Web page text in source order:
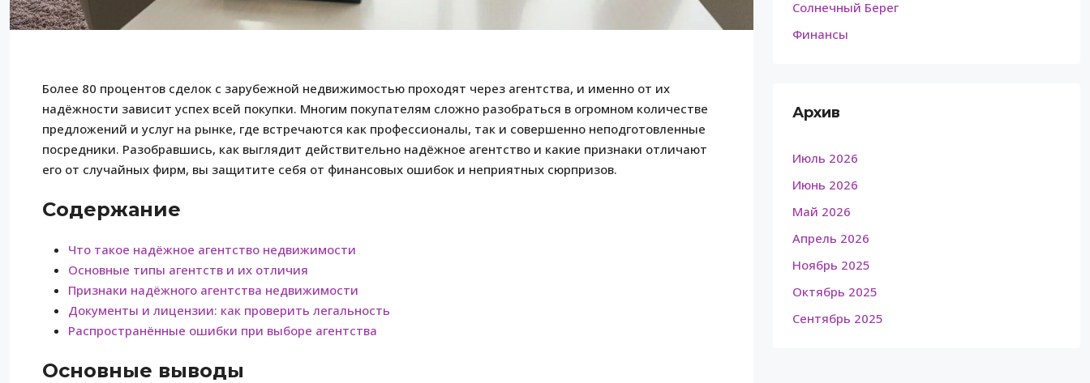
Более 80 процентов сделок с зарубежной недвижимостью проходят через агентства, и именно от их
надёжности зависит успех всей покупки. Многим покупателям сложно разобраться в огромном количестве
предложений и услуг на рынке, где встречаются как профессионалы, так и совершенно неподготовленные
посредники. Разобравшись, как выглядит действительно надёжное агентство и какие признаки отличают
его от случайных фирм, вы защитите себя от финансовых ошибок и неприятных сюрпризов.
Содержание
Что такое надёжное агентство недвижимости
Основные типы агентств и их отличия
Признаки надёжного агентства недвижимости
Документы и лицензии: как проверить легальность
Распространённые ошибки при выборе агентства
Основные выводы
Солнечный Берег
Финансы
Архив
Июль 2026
Июнь 2026
Май 2026
Апрель 2026
Ноябрь 2025
Октябрь 2025
Сентябрь 2025